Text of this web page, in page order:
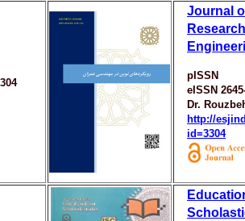
Journal
pISSN
eISSN
Dr.
http://
id=3304